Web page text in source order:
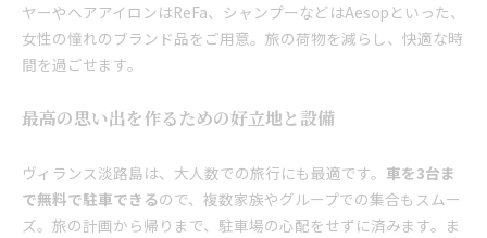
ヤーやヘアアイロンはReFa、シャンプーなどはAesopといった、
女性の憧れのブランド品をご用意。旅の荷物を減らし、快適な時
間を過ごせます。
最高の思い出を作るための好立地と設備
ヴィランス淡路島は、大人数での旅行にも最適です。 車を3台ま
で無料で駐車できるので、複数家族やグループでの集合もスムー
ズ。旅の計画から帰りまで、駐車場の心配をせずに済みます。ま